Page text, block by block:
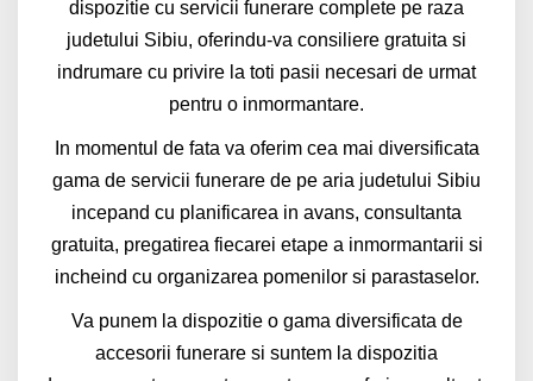
dispozitie cu servicii funerare complete pe raza
judetului Sibiu, oferindu-va consiliere gratuita si
indrumare cu privire la toti pasii necesari de urmat
pentru o inmormantare.
In momentul de fata va oferim cea mai diversificata
gama de servicii funerare de pe aria judetului Sibiu
incepand cu planificarea in avans, consultanta
gratuita, pregatirea fiecarei etape a inmormantarii si
incheind cu organizarea pomenilor si parastaselor.
Va punem la dispozitie o gama diversificata de
accesorii funerare si suntem la dispozitia